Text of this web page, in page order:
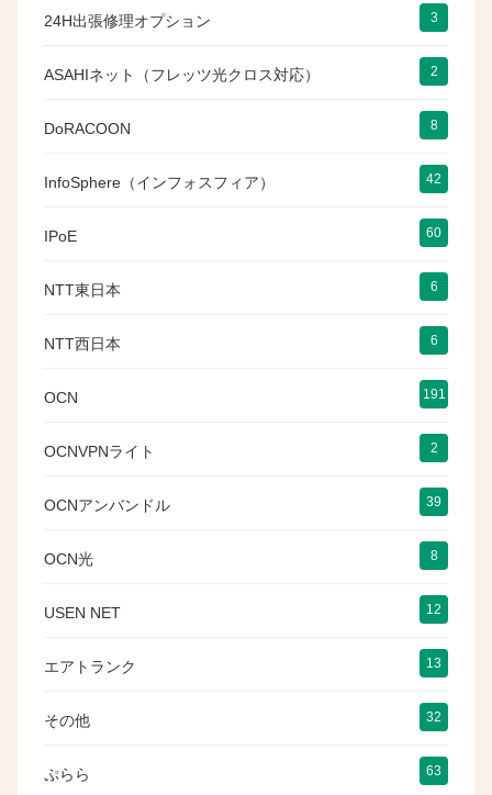
24H出張修理オプション 3
ASAHIネット（フレッツ光クロス対応） 2
DoRACOON 8
InfoSphere（インフォスフィア） 42
IPoE 60
NTT東日本 6
NTT西日本 6
OCN 191
OCNVPNライト 2
OCNアンバンドル 39
OCN光 8
USEN NET 12
エアトランク 13
その他 32
ぷらら 63